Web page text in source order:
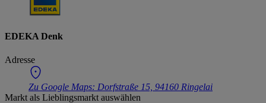
EDEKA Denk
Adresse
Zu Google Maps: Dorfstraße 15, 94160 Ringelai
Markt als Lieblingsmarkt auswählen